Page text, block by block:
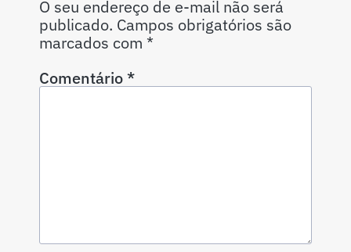
O seu endereço de e-mail não será
publicado. Campos obrigatórios são
marcados com *
Comentário*